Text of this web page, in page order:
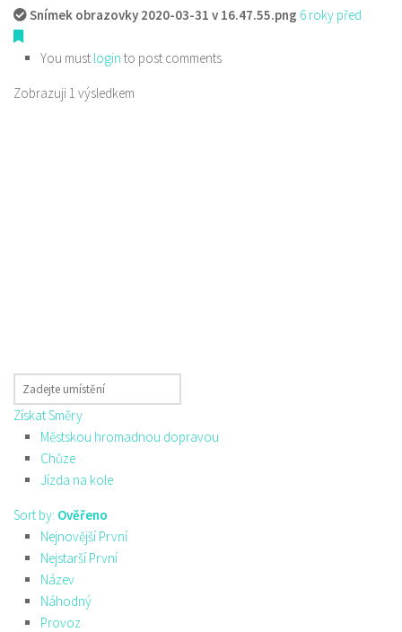
Snímek obrazovky 2020-03-31 v 16.47.55.png 6 roky před
You must login to post comments
Zobrazuji 1 výsledkem
Získat Směry
Městskou hromadnou dopravou
Chůze
Jízda na kole
Sort by: Ověřeno
Nejnovější První
Nejstarší První
Název
Náhodný
Provoz